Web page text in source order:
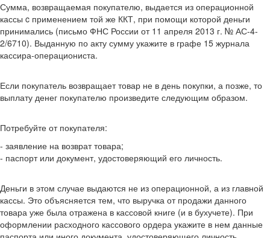
Сумма, возвращаемая покупателю, выдается из операционной
кассы c применением той же ККТ, при помощи которой деньги
принимались (письмо ФНС России от 11 апреля 2013 г. № АС-4-
2/6710). Выданную по акту сумму укажите в графе 15 журнала
кассира-операциониста.
Если покупатель возвращает товар не в день покупки, а позже, то
выплату денег покупателю произведите следующим образом.
Потребуйте от покупателя:
- заявление на возврат товара;
- паспорт или документ, удостоверяющий его личность.
Деньги в этом случае выдаются не из операционной, а из главной
кассы. Это объясняется тем, что выручка от продажи данного
товара уже была отражена в кассовой книге (и в бухучете). При
оформлении расходного кассового ордера укажите в нем данные